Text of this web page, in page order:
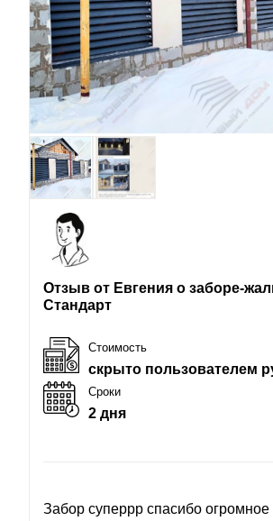
Отзыв от Евгения о заборе-
Стандарт
Стоимость
скрыто пользователем
Сроки
2 дня
Забор суперрр спасибо